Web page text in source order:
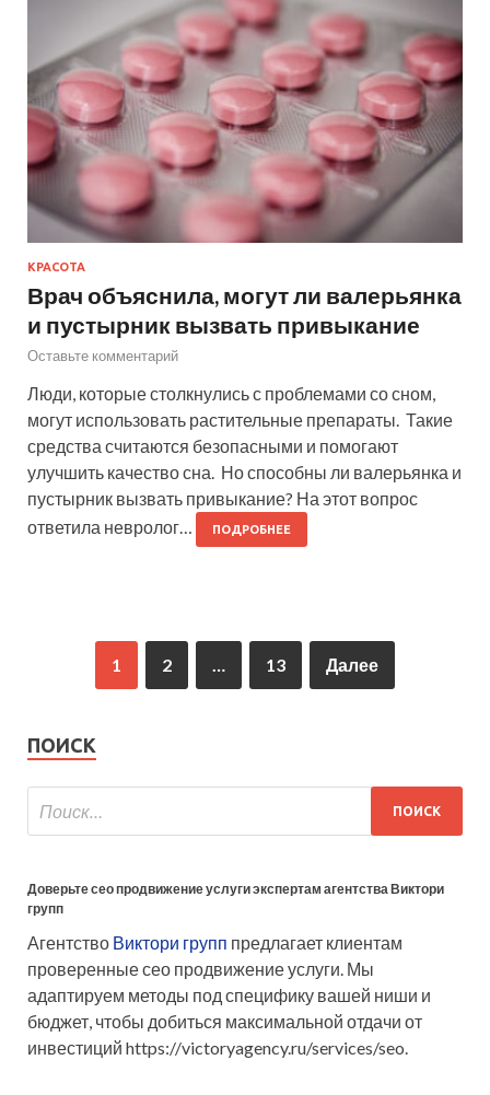
КРАСОТА
Врач объяснила, могут ли валерьянка
и пустырник вызвать привыкание
Оставьте комментарий
Люди, которые столкнулись с проблемами со сном,
могут использовать растительные препараты. Такие
средства считаются безопасными и помогают
улучшить качество сна. Но способны ли валерьянка и
пустырник вызвать привыкание? На этот вопрос
ответила невролог…
ПОДРОБНЕЕ
1 2 … 13 Далее
ПОИСК
Доверьте сео продвижение услуги экспертам агентства Виктори
групп
Агентство Виктори групп предлагает клиентам
проверенные сео продвижение услуги. Мы
адаптируем методы под специфику вашей ниши и
бюджет, чтобы добиться максимальной отдачи от
инвестиций https://victoryagency.ru/services/seo.